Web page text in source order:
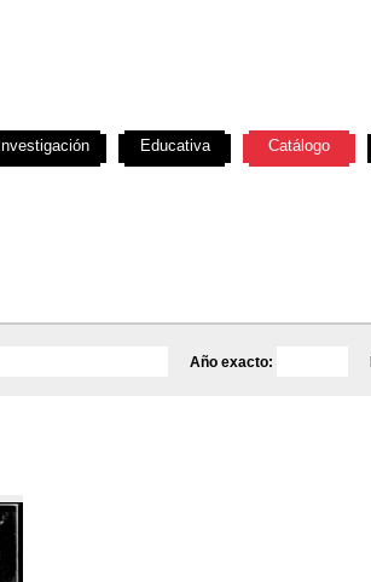
Año exacto:
Investigación Educativa Catálogo